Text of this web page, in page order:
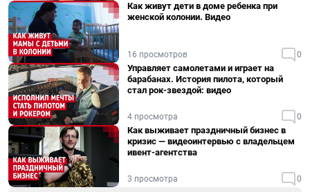
Как живут дети в доме ребенка при
женской колонии. Видео
16 просмотров 0
Управляет самолетами и играет на
барабанах. История пилота, который
стал рок-звездой: видео
4 просмотра 0
Как выживает праздничный бизнес в
кризис — видеоинтервью с владельцем
ивент-агентства
3 просмотра 0